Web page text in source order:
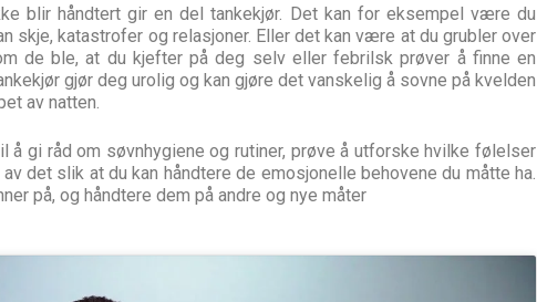
blir håndtert gir en del tankekjør. Det kan for eksempel være du
skje, katastrofer og relasjoner. Eller det kan være at du grubler over
de ble, at du kjefter på deg selv eller febrilsk prøver å finne en
gjør deg urolig og kan gjøre det vanskelig å sovne på kvelden
av natten.
gi råd om søvnhygiene og rutiner, prøve å utforske hvilke følelser
det slik at du kan håndtere de emosjonelle behovene du måtte ha.
på, og håndtere dem på andre og nye måter